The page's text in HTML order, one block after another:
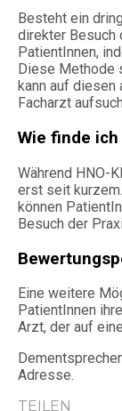
Besteht ein
direkter Besuch
PatientInnen,
Diese Methode
kann auf
Facharzt
Wie finde
Während HNO-
erst seit
können
Besuch der
Eine weitere
PatientInnen
Arzt, der auf
Adresse.
TEILEN